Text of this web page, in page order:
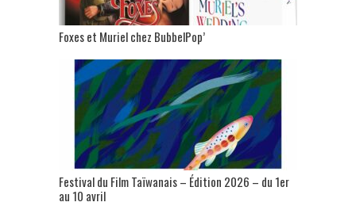
Foxes et Muriel chez BubbelPop’
Festival du Film Taïwanais – Édition 2026 – du 1er
au 10 avril